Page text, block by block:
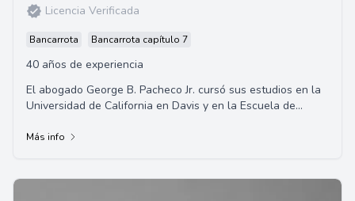
Licencia Verificada
Bancarrota Bancarrota capítulo 7
40 años de experiencia
El abogado George B. Pacheco Jr. cursó sus estudios en la
Universidad de California en Davis y en la Escuela de
Más info